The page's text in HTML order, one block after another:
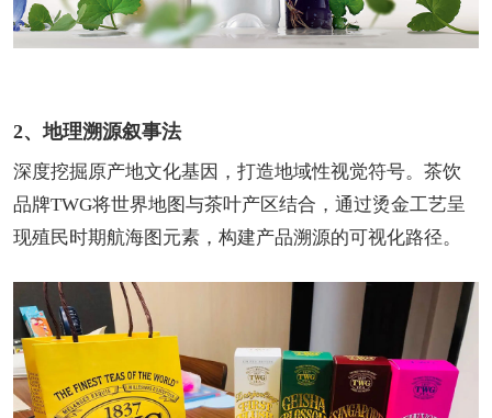
2、地理溯源叙事法
深度挖掘原产地文化基因，打造地域性视觉符号。茶饮
品牌TWG将世界地图与茶叶产区结合，通过烫金工艺呈
现殖民时期航海图元素，构建产品溯源的可视化路径。